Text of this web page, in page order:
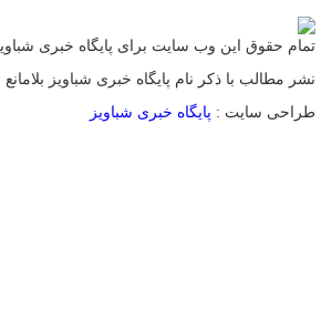
تمام حقوق این وب سایت برای پایگاه خبری
نشر مطالب با ذکر نام پایگاه خبری شباویز
طراحی سایت : پایگاه خبری شباویز